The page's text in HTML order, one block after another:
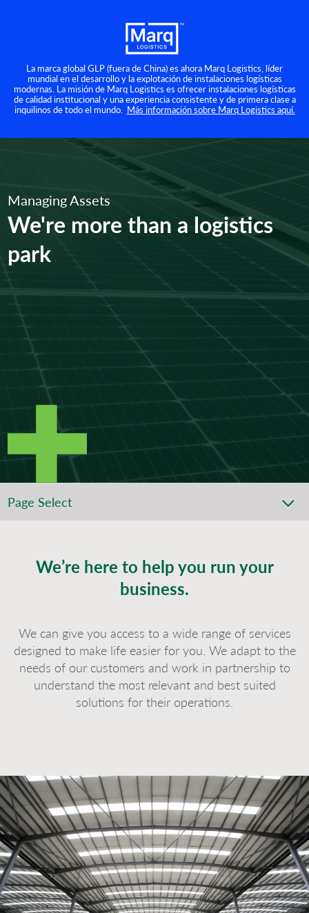
La marca global GLP (fuera de China) es ahora Marq Logistics, líder
mundial en el desarrollo y la explotación de instalaciones logísticas
modernas. La misión de Marq Logistics es ofrecer instalaciones logísticas
de calidad institucional y una experiencia consistente y de primera clase a
inquilinos de todo el mundo. Más información sobre Marq Logistics aquí.
Managing Assets
We're more than a logistics
park
Page Select
We’re here to help you run your
business.
We can give you access to a wide range of services
designed to make life easier for you. We adapt to the
needs of our customers and work in partnership to
understand the most relevant and best suited
solutions for their operations.